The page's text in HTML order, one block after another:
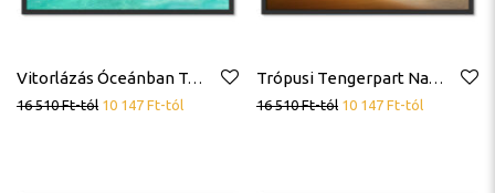
Vitorlázás Óceánban Trópusok Poszter
16 510Ft-tól 10 147 Ft-tól
Trópusi Tengerpart Napkelte Pálmafa Hullámok Poszter
16 510Ft-tól 10 147 Ft-tól